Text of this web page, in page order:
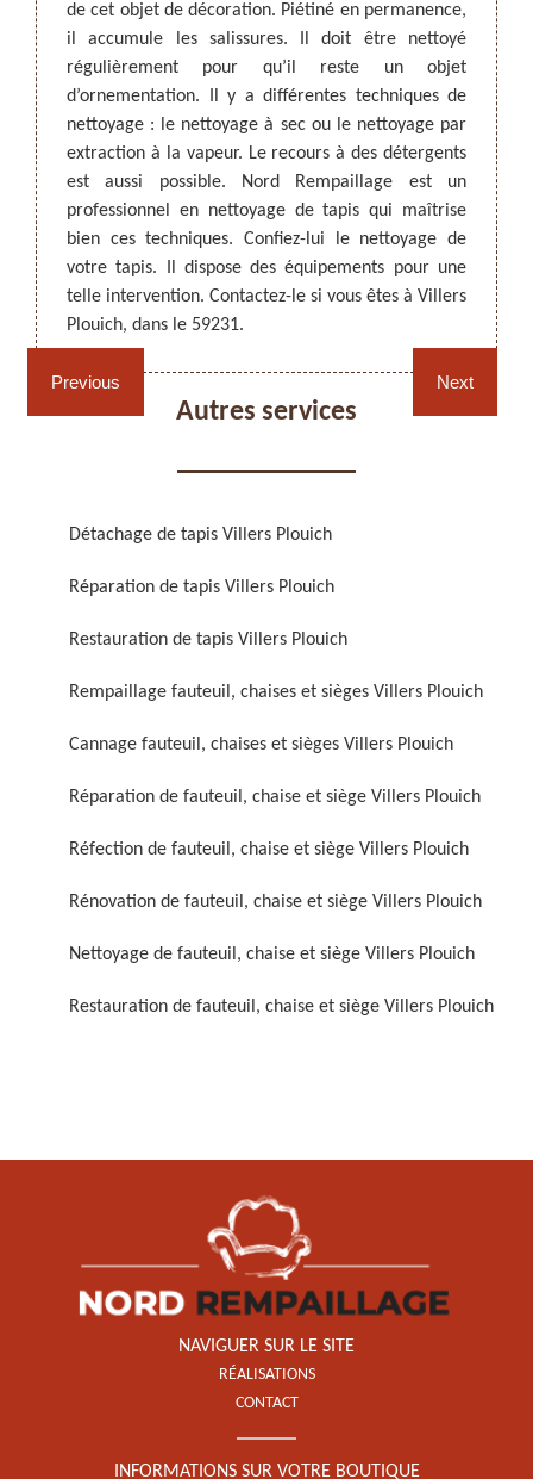
ARTISAN DEZITTER , REMPAILLAGE -
CANNAGE - RECOLLAGE, 59 NORD
Rempaillage fauteuil,
chaises et sièges 59
Cannage fauteuil, chaises
et sièges 59
Réparation de fauteuil,
chaise et siège 59
chaise et siège 59
chaise et siège 59
chaise et siège 59
Previous
ces
vous
les
telle
de cet objet de décoration. Piétiné en permanence,
il accumule les salissures. Il doit être nettoyé
régulièrement pour qu’il reste un objet
d’ornementation. Il y a différentes techniques de
nettoyage : le nettoyage à sec ou le nettoyage par
extraction à la vapeur. Le recours à des détergents
est aussi possible. Nord Rempaillage est un
professionnel en nettoyage de tapis qui maîtrise
bien ces techniques. Confiez-lui le nettoyage de
votre tapis. Il dispose des équipements pour une
telle intervention. Contactez-le si vous êtes à Villers
Plouich, dans le 59231.
Les
qui
les
des
tapis
vous
vous
Next
Autres services
Détachage de tapis Villers Plouich
Réparation de tapis Villers Plouich
Restauration de tapis Villers Plouich
Rempaillage fauteuil, chaises et sièges Villers Plouich
Cannage fauteuil, chaises et sièges Villers Plouich
Réparation de fauteuil, chaise et siège Villers Plouich
Réfection de fauteuil, chaise et siège Villers Plouich
Rénovation de fauteuil, chaise et siège Villers Plouich
Nettoyage de fauteuil, chaise et siège Villers Plouich
Restauration de fauteuil, chaise et siège Villers Plouich
NAVIGUER SUR LE SITE
RÉALISATIONS
CONTACT
INFORMATIONS SUR VOTRE BOUTIQUE